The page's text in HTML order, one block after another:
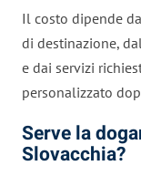
Il costo dipende
di destinazione,
e dai servizi
personalizzato
Serve la
Slovacchia?